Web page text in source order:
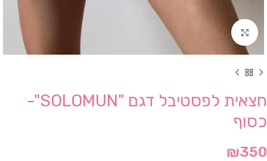
Click to enlarge
חצאית לפסטיבל דגם "SOLOMUN"-
כסוף
₪350